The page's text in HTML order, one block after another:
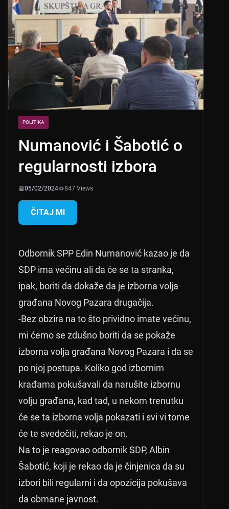
POLITIKA
Numanović i Šabotić o
regularnosti izbora
05/02/2024 847 Views
ČITAJ MI
Odbornik SPP Edin Numanović kazao je da
SDP ima većinu ali da će se ta stranka,
ipak, boriti da dokaže da je izborna volja
građana Novog Pazara drugačija.
-Bez obzira na to što prividno imate većinu,
mi ćemo se zdušno boriti da se pokaže
izborna volja građana Novog Pazara i da se
po njoj postupa. Koliko god izbornim
krađama pokušavali da narušite izbornu
volju građana, kad tad, u nekom trenutku
će se ta izborna volja pokazati i svi vi tome
će te svedočiti, rekao je on.
Na to je reagovao odbornik SDP, Albin
Šabotić, koji je rekao da je činjenica da su
izbori bili regularni i da opozicija pokušava
da obmane javnost.